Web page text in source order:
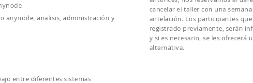
anynode, analisis, administración y
entre diferentes sistemas
cancelar el taller con una
antelación. Los participantes que
registrado previamente, serán
y si es necesario, se les ofrecerá
alternativa.